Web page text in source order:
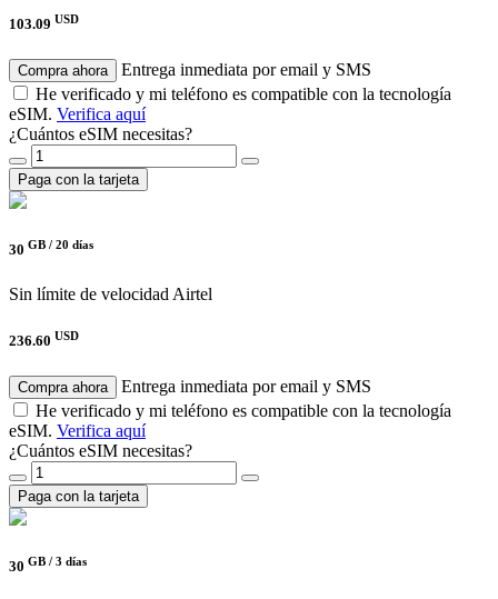
103.09 USD
Compra ahora
Entrega inmediata por email y SMS
He verificado y mi teléfono es compatible con la tecnología
eSIM. Verifica aquí
¿Cuántos eSIM necesitas?
Paga con la tarjeta
30 GB / 20 días
Sin límite de velocidad Airtel
236.60 USD
Compra ahora
Entrega inmediata por email y SMS
He verificado y mi teléfono es compatible con la tecnología
eSIM. Verifica aquí
¿Cuántos eSIM necesitas?
Paga con la tarjeta
30 GB / 3 días